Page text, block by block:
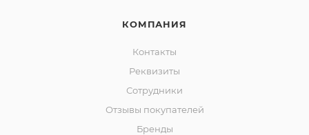
КОМПАНИЯ
Контакты
Реквизиты
Сотрудники
Отзывы покупателей
Бренды